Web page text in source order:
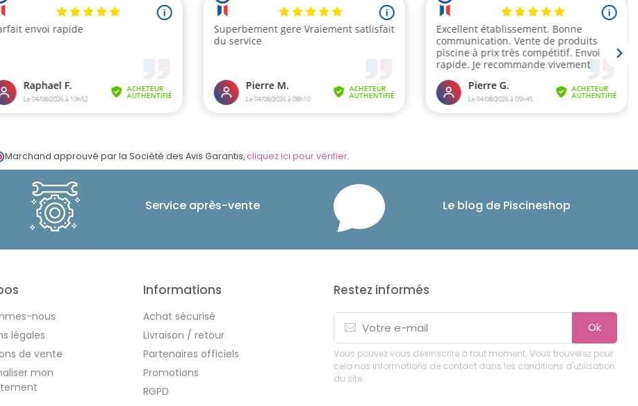
Marchand approuvé par la Société des Avis Garantis,cliquez ici pour vérifier.
Service après-vente Le blog de Piscineshop
nous
légales
de vente
mon
Informations
Achat sécurisé
Livraison / retour
Partenaires officiels
Promotions
RGPD
Restez informés
Ok
Vous pouvez vous désinscrire à tout moment. Vous trouverez pour
cela nos informations de contact dans les conditions d'utilisation
du site.